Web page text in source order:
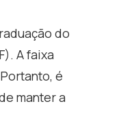
do
A faixa
é
manter a